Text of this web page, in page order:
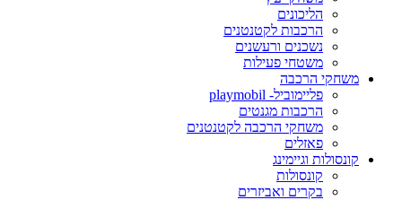
הליכונים
הרכבות לקטנטנים
נשכנים ורעשנים
משטחי פעילות
משחקי הרכבה
פליימוביל- playmobil
הרכבות מגנטים
משחקי הרכבה לקטנטנים
פאזלים
קונסולות וגיימינג
קונסולות
בקרים ואביזרים